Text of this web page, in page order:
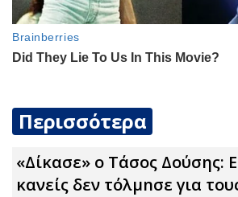
Περισσότερα
«Δίκασε» ο Τάσος Δούσης:
κανείς δεν τόλμnσε για